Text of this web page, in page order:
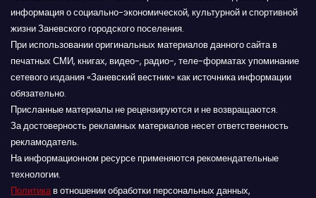
информация о социально-экономической, культурной и спортивной
жизни Заневского городского поселения.
При использовании оригинальных материалов данного сайта в
печатных СМИ, книгах, видео-, радио-, теле-форматах упоминание
сетевого издания «Заневский вестник» как источника информации
обязательно.
Присланные материалы не рецензируются и не возвращаются.
За достоверность рекламных материалов несет ответственность
рекламодатель.
На информационном ресурсе применяются рекомендательные
технологии.
Политикав отношении обработки персональных данных,